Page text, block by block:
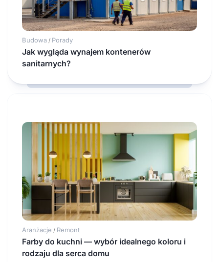
Budowa / Porady
Jak wygląda wynajem kontenerów
sanitarnych?
Aranżacje / Remont
Farby do kuchni — wybór idealnego koloru i
rodzaju dla serca domu